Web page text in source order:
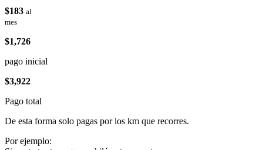
$183 al
mes
$1,726
pago inicial
$3,922
Pago total
De esta forma solo pagas por los km que recorres.
Por ejemplo: